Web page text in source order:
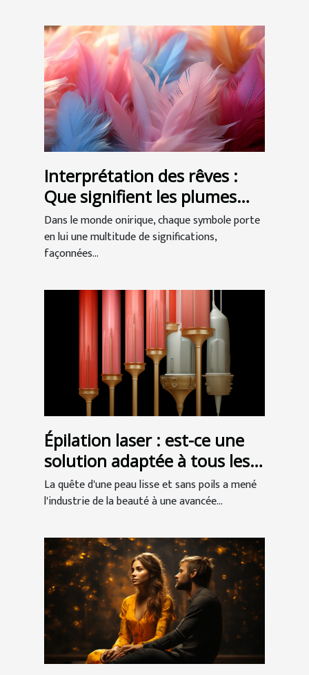
Interprétation des rêves :
Que signifient les plumes
dans nos songes ?
Dans le monde onirique, chaque symbole porte
en lui une multitude de significations,
façonnées...
Épilation laser : est-ce une
solution adaptée à tous les
types de peau ?
La quête d'une peau lisse et sans poils a mené
l'industrie de la beauté à une avancée...